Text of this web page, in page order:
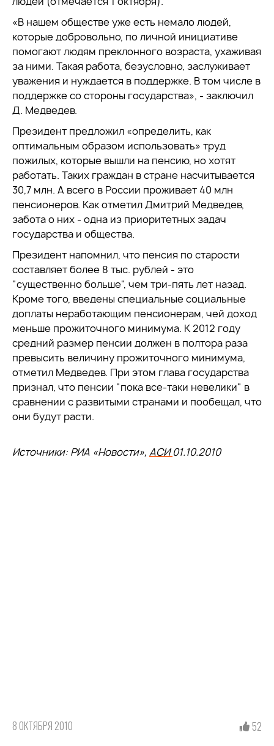
«В нашем обществе уже есть немало людей,
которые добровольно, по личной инициативе
помогают людям преклонного возраста, ухаживая
за ними. Такая работа, безусловно, заслуживает
уважения и нуждается в поддержке. В том числе в
поддержке со стороны государства», - заключил
Д. Медведев.
Президент предложил «определить, как
оптимальным образом использовать» труд
пожилых, которые вышли на пенсию, но хотят
работать. Таких граждан в стране насчитывается
30,7 млн. А всего в России проживает 40 млн
пенсионеров. Как отметил Дмитрий Медведев,
забота о них - одна из приоритетных задач
государства и общества.
Президент напомнил, что пенсия по старости
составляет более 8 тыс. рублей - это
"существенно больше", чем три-пять лет назад.
Кроме того, введены специальные социальные
доплаты неработающим пенсионерам, чей доход
меньше прожиточного минимума. К 2012 году
средний размер пенсии должен в полтора раза
превысить величину прожиточного минимума,
отметил Медведев. При этом глава государства
признал, что пенсии "пока все-таки невелики" в
сравнении с развитыми странами и пообещал, что
они будут расти.
Источники: РИА «Новости», АСИ01.10.2010
8 ОКТЯБРЯ 2010 52